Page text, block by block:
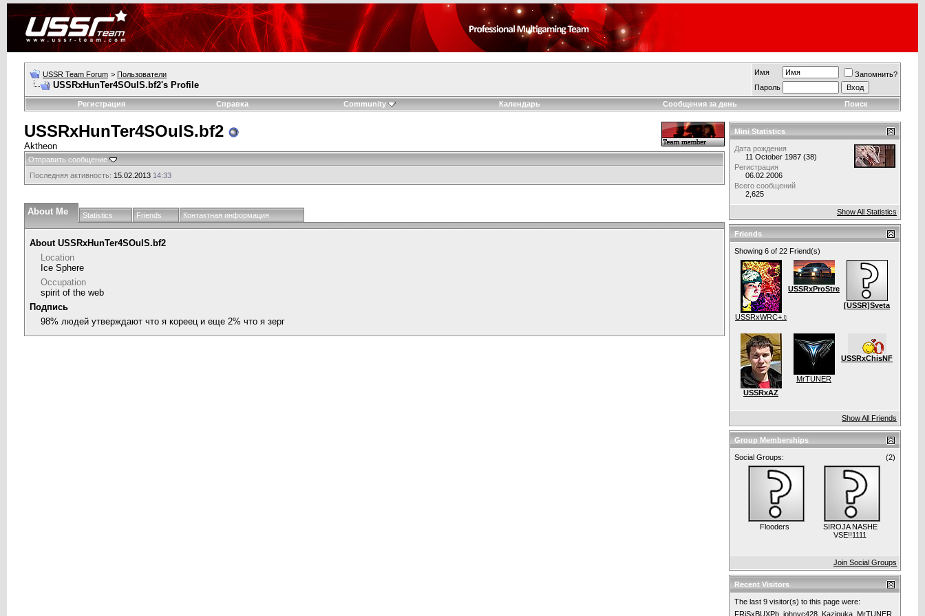
USSR Team Forum > Пользователи
USSRxHunTer4SOulS.bf2's Profile
Имя
Запомнить?
Пароль
Регистрация
Справка Community Календарь Сообщения за день Поиск
USSRxHunTer4SOulS.bf2
Aktheon
Отправить сообщение
Последняя активность: 15.02.2013 14:33
About Me Statistics Friends Контактная информация
About USSRxHunTer4SOulS.bf2
Location
Ice Sphere
Occupation
spirit of the web
Подпись
98% людей утверждают что я кореец и еще 2% что я зерг
Mini Statistics
Дата рождения
11 October 1987 (38)
Регистрация
06.02.2006
Всего сообщений
2,625
Show All Statistics
Friends
Showing 6 of 22 Friend(s)
USSRxWRC+.tm
USSRxProStreet
[USSR]Sveta
USSRxAZ
MrTUNER
USSRxChisNFS
Show All Friends
Group Memberships
(2)
Social Groups:
Flooders
SIROJA NASHE
VSE!!1111
Join Social Groups
Recent Visitors
The last 9 visitor(s) to this page were:
FRiSxBUXPb johnyc428 Kazipuka MrTUNER